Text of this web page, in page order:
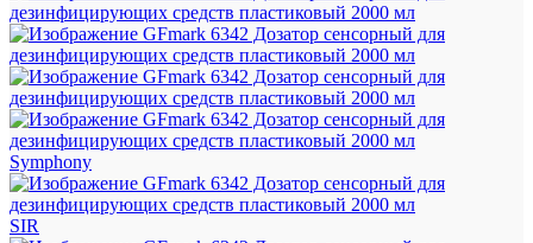
Symphony
SIR